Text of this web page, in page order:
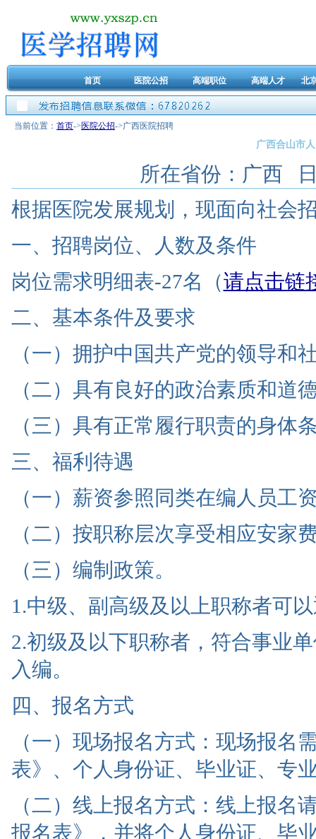
首页 医院公招 高端职位 高端人才 北
当前位置： 首页-> 医院公招->广西医院招聘
广西合山市
所在省份：广西
根据医院发展规划，现面向社会
一、招聘岗位、人数及条件
岗位需求明细表-27名（请点击链
二、基本条件及要求
（一）拥护中国共产党的领导和
（二）具有良好的政治素质和道
（三）具有正常履行职责的身体
三、福利待遇
（一）薪资参照同类在编人员工
（二）按职称层次享受相应安家
（三）编制政策。
1.中级、副高级及以上职称者可
2.初级及以下职称者，符合事业
入编。
四、报名方式
（一）现场报名方式：现场报名
表》、个人身份证、毕业证、专
（二）线上报名方式：线上报名
报名表》，并将个人身份证、毕